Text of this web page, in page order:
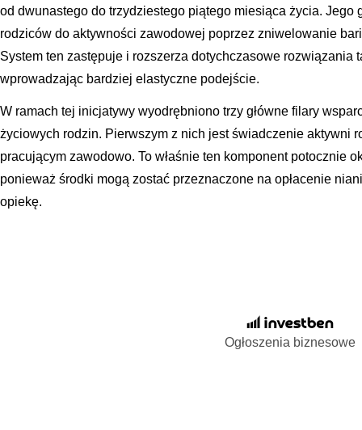
od dwunastego do trzydziestego piątego miesiąca życia. Jego
rodziców do aktywności zawodowej poprzez zniwelowanie
System ten zastępuje i rozszerza dotychczasowe rozwiązania
wprowadzając bardziej elastyczne podejście.
W ramach tej inicjatywy wyodrębniono trzy główne filary
życiowych rodzin. Pierwszym z nich jest świadczenie aktywni
pracującym zawodowo. To właśnie ten komponent potocznie
ponieważ środki mogą zostać przeznaczone na opłacenie
opiekę.
Ogłoszenia biznesowe